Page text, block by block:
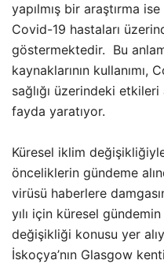
yapılmış bir araştırma
Covid-19 hastaları
göstermektedir. Bu
kaynaklarının
sağlığı üzerindeki
fayda yaratıyor.
Küresel iklim
önceliklerin gündeme
virüsü haberlere
yılı için küresel
değişikliği konusu yer
İskoçya’nın Glasgow